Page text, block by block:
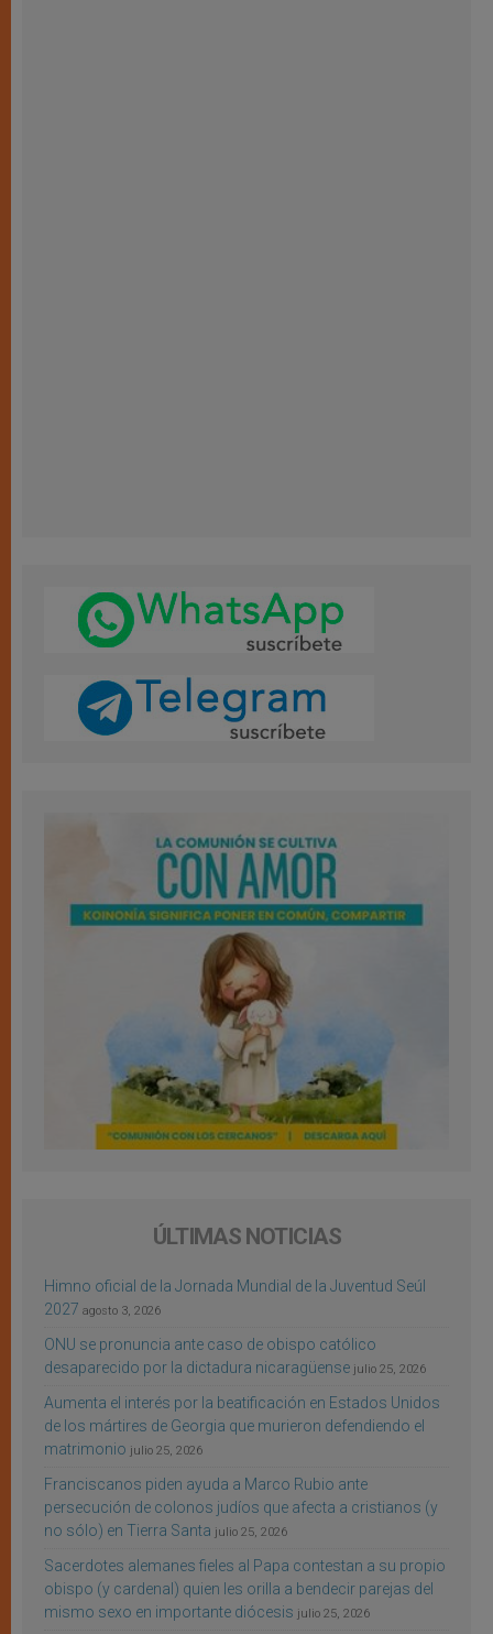
ÚLTIMAS NOTICIAS
Himno oficial de la Jornada Mundial de la Juventud Seúl
2027 agosto 3, 2026
ONU se pronuncia ante caso de obispo católico
desaparecido por la dictadura nicaragüense julio 25, 2026
Aumenta el interés por la beatificación en Estados Unidos
de los mártires de Georgia que murieron defendiendo el
matrimonio julio 25, 2026
Franciscanos piden ayuda a Marco Rubio ante
persecución de colonos judíos que afecta a cristianos (y
no sólo) en Tierra Santa julio 25, 2026
Sacerdotes alemanes fieles al Papa contestan a su propio
obispo (y cardenal) quien les orilla a bendecir parejas del
mismo sexo en importante diócesis julio 25, 2026